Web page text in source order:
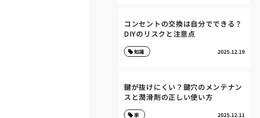
コンセントの交換は自分でできる？
DIYのリスクと注意点
2025.12.19
知識
鍵が抜けにくい？鍵穴のメンテナン
スと潤滑剤の正しい使い方
2025.12.11
家